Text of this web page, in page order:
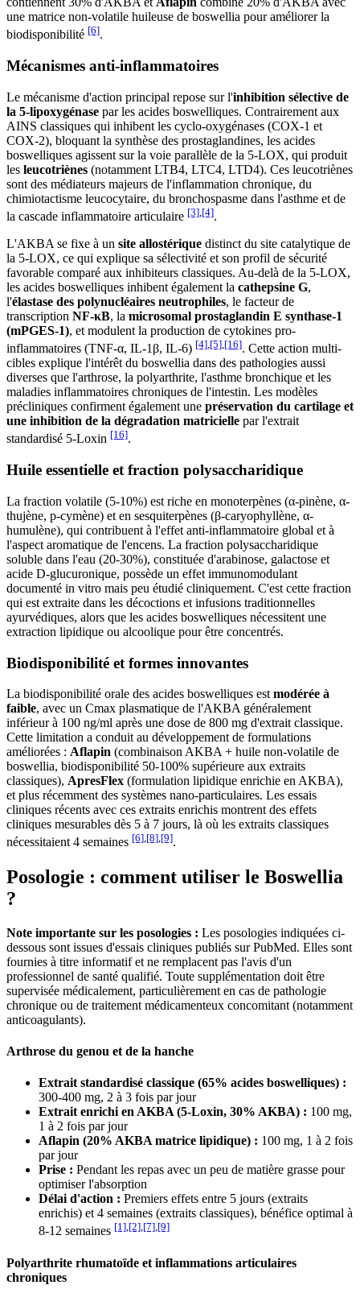
une matrice non-volatile huileuse de boswellia pour améliorer la
biodisponibilité [6].
Mécanismes anti-inflammatoires
Le mécanisme d'action principal repose sur l'inhibition sélective de
la 5-lipoxygénase par les acides boswelliques. Contrairement aux
AINS classiques qui inhibent les cyclo-oxygénases (COX-1 et
COX-2), bloquant la synthèse des prostaglandines, les acides
boswelliques agissent sur la voie parallèle de la 5-LOX, qui produit
les leucotriènes (notamment LTB4, LTC4, LTD4). Ces leucotriènes
sont des médiateurs majeurs de l'inflammation chronique, du
chimiotactisme leucocytaire, du bronchospasme dans l'asthme et de
la cascade inflammatoire articulaire [3] [4].
L'AKBA se fixe à un site allostérique distinct du site catalytique de
la 5-LOX, ce qui explique sa sélectivité et son profil de sécurité
favorable comparé aux inhibiteurs classiques. Au-delà de la 5-LOX,
les acides boswelliques inhibent également la cathepsine G,
l'élastase des polynucléaires neutrophiles, le facteur de
transcription NF-κB, la microsomal prostaglandin E synthase-1
(mPGES-1), et modulent la production de cytokines pro-
inflammatoires (TNF-α, IL-1β, IL-6) [4] [5] [16]. Cette action multi-
cibles explique l'intérêt du boswellia dans des pathologies aussi
diverses que l'arthrose, la polyarthrite, l'asthme bronchique et les
maladies inflammatoires chroniques de l'intestin. Les modèles
précliniques confirment également une préservation du cartilage et
une inhibition de la dégradation matricielle par l'extrait
standardisé 5-Loxin [16].
Huile essentielle et fraction polysaccharidique
La fraction volatile (5-10%) est riche en monoterpènes (α-pinène, α-
thujène, p-cymène) et en sesquiterpènes (β-caryophyllène, α-
humulène), qui contribuent à l'effet anti-inflammatoire global et à
l'aspect aromatique de l'encens. La fraction polysaccharidique
soluble dans l'eau (20-30%), constituée d'arabinose, galactose et
acide D-glucuronique, possède un effet immunomodulant
documenté in vitro mais peu étudié cliniquement. C'est cette fraction
qui est extraite dans les décoctions et infusions traditionnelles
ayurvédiques, alors que les acides boswelliques nécessitent une
extraction lipidique ou alcoolique pour être concentrés.
Biodisponibilité et formes innovantes
La biodisponibilité orale des acides boswelliques estmodérée à
faible, avec un Cmax plasmatique de l'AKBA généralement
inférieur à 100 ng/ml après une dose de 800 mg d'extrait classique.
Cette limitation a conduit au développement de formulations
améliorées : Aflapin (combinaison AKBA + huile non-volatile de
boswellia, biodisponibilité 50-100% supérieure aux extraits
classiques), ApresFlex (formulation lipidique enrichie en AKBA),
et plus récemment des systèmes nano-particulaires. Les essais
cliniques récents avec ces extraits enrichis montrent des effets
cliniques mesurables dès 5 à 7 jours, là où les extraits classiques
nécessitaient 4 semaines [6],[8],[9].
Posologie : comment utiliser le Boswellia
?
Note importante sur les posologies : Les posologies indiquées ci-
dessous sont issues d'essais cliniques publiés sur PubMed. Elles sont
fournies à titre informatif et ne remplacent pas l'avis d'un
professionnel de santé qualifié. Toute supplémentation doit être
supervisée médicalement, particulièrement en cas de pathologie
chronique ou de traitement médicamenteux concomitant (notamment
anticoagulants).
Arthrose du genou et de la hanche
Extrait standardisé classique (65% acides boswelliques) :
300-400 mg, 2 à 3 fois par jour
Extrait enrichi en AKBA (5-Loxin, 30% AKBA) : 100 mg,
1 à 2 fois par jour
Aflapin (20% AKBA matrice lipidique) : 100 mg, 1 à 2 fois
par jour
Prise : Pendant les repas avec un peu de matière grasse pour
optimiser l'absorption
Délai d'action : Premiers effets entre 5 jours (extraits
enrichis) et 4 semaines (extraits classiques), bénéfice optimal à
8-12 semaines [1],[2],[7],[9]
Polyarthrite rhumatoïde et inflammations articulaires
chroniques